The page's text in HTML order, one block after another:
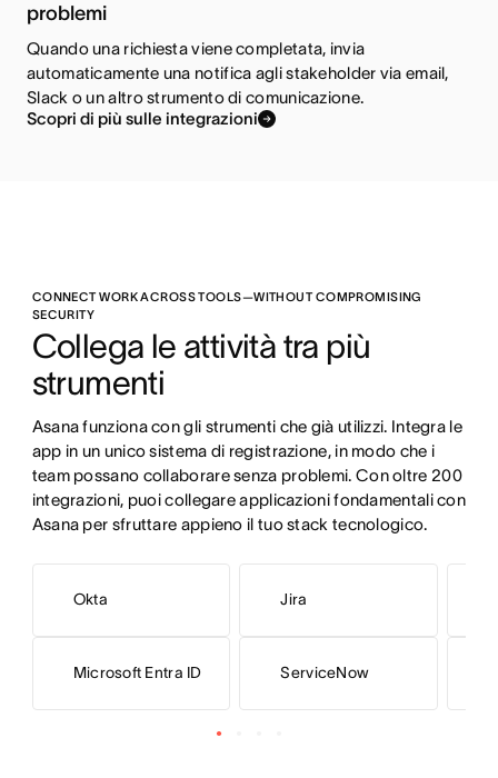
problemi
Quando una richiesta viene completata, invia
automaticamente una notifica agli stakeholder via email,
Slack o un altro strumento di comunicazione.
Scopri di più sulle integrazioni
CONNECT WORK ACROSS TOOLS—WITHOUT COMPROMISING
SECURITY
Collega le attività tra più
strumenti
Asana funziona con gli strumenti che già utilizzi. Integra le
app in un unico sistema di registrazione, in modo che i
team possano collaborare senza problemi. Con oltre 200
integrazioni, puoi collegare applicazioni fondamentali con
Asana per sfruttare appieno il tuo stack tecnologico.
Okta
Microsoft Entra ID
Jira
ServiceNow